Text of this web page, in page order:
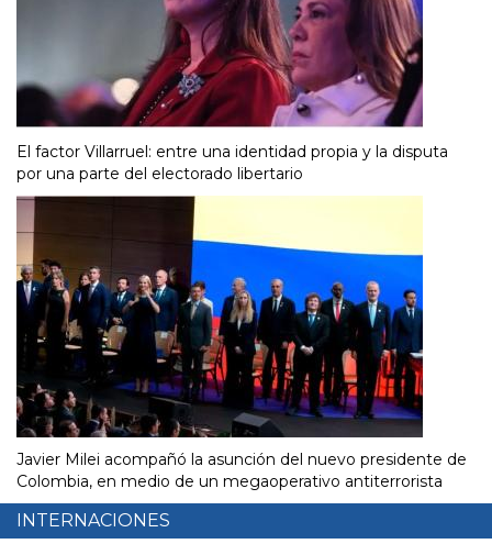
El factor Villarruel: entre una identidad propia y la disputa
por una parte del electorado libertario
Javier Milei acompañó la asunción del nuevo presidente de
Colombia, en medio de un megaoperativo antiterrorista
INTERNACIONES